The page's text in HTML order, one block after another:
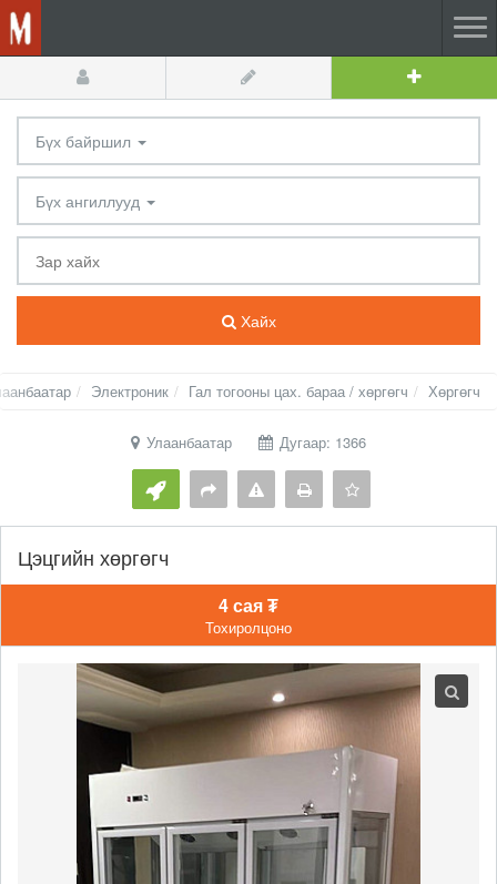
Бүх байршил
Бүх ангиллууд
Хайх
Электроник Гал тогооны цах. бараа / хөргөгч Хөргөгч
Улаанбаатар Дугаар: 1366
Цэцгийн хөргөгч
4 сая ₮
Тохиролцоно